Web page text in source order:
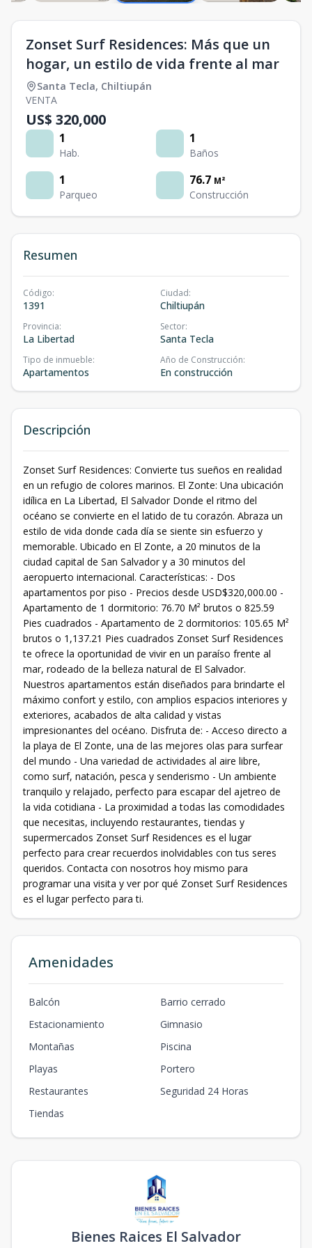
Zonset Surf Residences: Más que un
hogar, un estilo de vida frente al mar
Santa Tecla, Chiltiupán
VENTA
US$ 320,000
1
Hab.
1
Baños
1
Parqueo
76.7 M²
Construcción
Resumen
Código:
1391
Ciudad:
Chiltiupán
Provincia:
La Libertad
Sector:
Santa Tecla
Tipo de inmueble:
Apartamentos
Año de Construcción:
En construcción
Descripción
Zonset Surf Residences: Convierte tus sueños en realidad
en un refugio de colores marinos. El Zonte: Una ubicación
idílica en La Libertad, El Salvador Donde el ritmo del
océano se convierte en el latido de tu corazón. Abraza un
estilo de vida donde cada día se siente sin esfuerzo y
memorable. Ubicado en El Zonte, a 20 minutos de la
ciudad capital de San Salvador y a 30 minutos del
aeropuerto internacional. Características: - Dos
apartamentos por piso - Precios desde USD$320,000.00 -
Apartamento de 1 dormitorio: 76.70 M² brutos o 825.59
Pies cuadrados - Apartamento de 2 dormitorios: 105.65 M²
brutos o 1,137.21 Pies cuadrados Zonset Surf Residences
te ofrece la oportunidad de vivir en un paraíso frente al
mar, rodeado de la belleza natural de El Salvador.
Nuestros apartamentos están diseñados para brindarte el
máximo confort y estilo, con amplios espacios interiores y
exteriores, acabados de alta calidad y vistas
impresionantes del océano. Disfruta de: - Acceso directo a
la playa de El Zonte, una de las mejores olas para surfear
del mundo - Una variedad de actividades al aire libre,
como surf, natación, pesca y senderismo - Un ambiente
tranquilo y relajado, perfecto para escapar del ajetreo de
la vida cotidiana - La proximidad a todas las comodidades
que necesitas, incluyendo restaurantes, tiendas y
supermercados Zonset Surf Residences es el lugar
perfecto para crear recuerdos inolvidables con tus seres
queridos. Contacta con nosotros hoy mismo para
programar una visita y ver por qué Zonset Surf Residences
es el lugar perfecto para ti.
Amenidades
Balcón
Barrio cerrado
Estacionamiento
Gimnasio
Montañas
Piscina
Playas
Portero
Restaurantes
Seguridad 24 Horas
Tiendas
Bienes Raices El Salvador